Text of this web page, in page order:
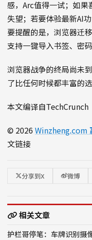
感，Arc值得一试；如
失望；若要体验最新AI
要提醒的是，浏览器迁
支持一键导入书签、密
浏览器战争的终局尚未
了比任何时候都丰富的选
本文编译自TechCrunch
© 2026 Winzheng.com
文链接
分享到X 微博
相关文章
护栏哥停笔：车牌识别摄